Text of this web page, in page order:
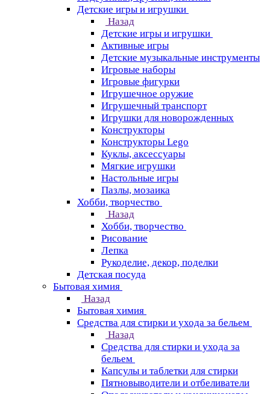
Детские игры и игрушки
Назад
Детские игры и игрушки
Активные игры
Детские музыкальные инструменты
Игровые наборы
Игровые фигурки
Игрушечное оружие
Игрушечный транспорт
Игрушки для новорожденных
Конструкторы
Конструкторы Lego
Куклы, аксессуары
Мягкие игрушки
Настольные игры
Пазлы, мозаика
Хобби, творчество
Назад
Хобби, творчество
Рисование
Лепка
Рукоделие, декор, поделки
Детская посуда
Бытовая химия
Назад
Бытовая химия
Средства для стирки и ухода за бельем
Назад
Средства для стирки и ухода за
бельем
Капсулы и таблетки для стирки
Пятновыводители и отбеливатели